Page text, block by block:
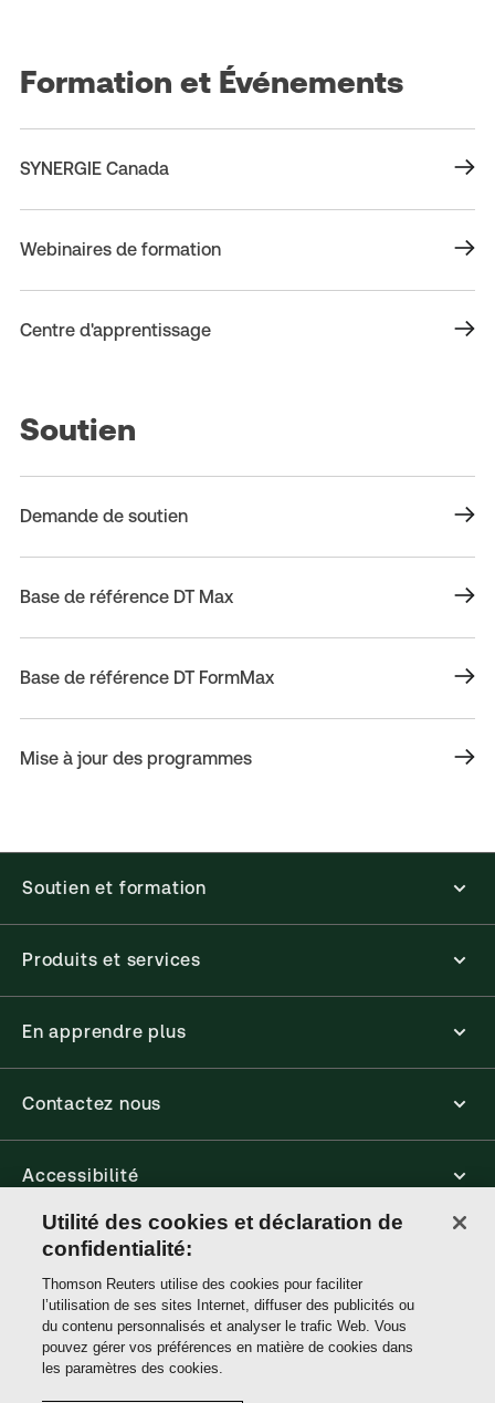
Formation et Événements
SYNERGIE Canada
Webinaires de formation
Centre d'apprentissage
Soutien
Demande de soutien
Base de référence DT Max
Base de référence DT FormMax
Mise à jour des programmes
Soutien et formation
Produits et services
En apprendre plus
Contactez nous
Accessibilité
Connect
Thomson
Reuters
Utilité des cookies et déclaration de
confidentialité:
Thomson Reuters utilise des cookies pour faciliter
l’utilisation de ses sites Internet, diffuser des publicités ou
du contenu personnalisés et analyser le trafic Web. Vous
pouvez gérer vos préférences en matière de cookies dans
les paramètres des cookies.